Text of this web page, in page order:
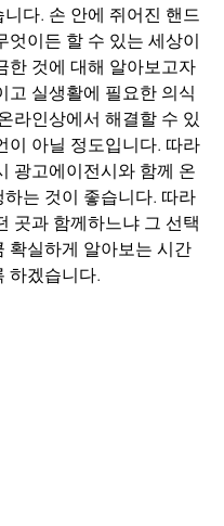
다. 손 안에 쥐어진 핸드
엇이든 할 수 있는 세상이
한 것에 대해 알아보고자
고 실생활에 필요한 의식
라인상에서 해결할 수 있
이 아닐 정도입니다. 따라
광고에이전시와 함께 온
는 것이 좋습니다. 따라
곳과 함께하느냐 그 선택
확실하게 알아보는 시간
하겠습니다.